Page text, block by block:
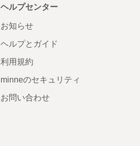
ヘルプセンター
お知らせ
ヘルプとガイド
利用規約
minneのセキュリティ
お問い合わせ